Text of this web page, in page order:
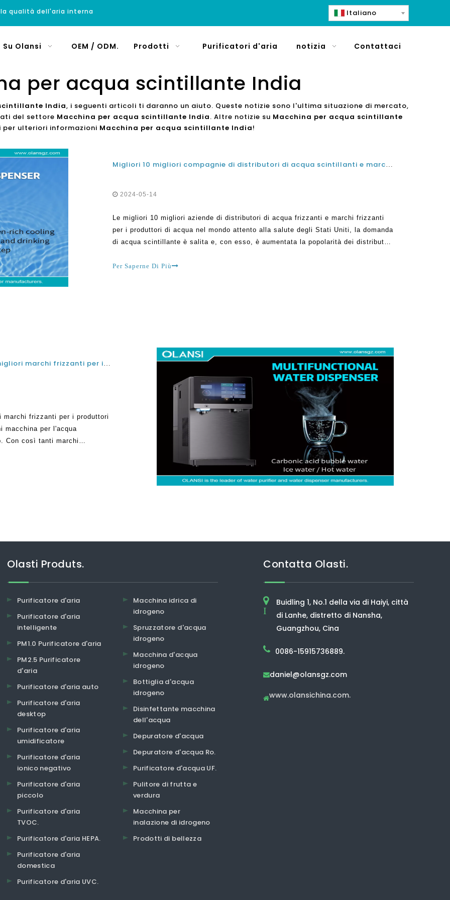
qualità dell'aria interna Italiano
Su Olansi OEM / ODM. Prodotti Purificatori d'aria notizia Contattaci
per acqua scintillante India
India, i seguenti articoli ti daranno un aiuto. Queste notizie sono l'ultima situazione di mercato,
del settore Macchina per acqua scintillante India. Altre notizie su Macchina per acqua scintillante
ulteriori informazioni Macchina per acqua scintillante India!
Migliori 10 migliori compagnie di distributori di acqua scintillanti e marchi frizzanti per produttori di acqua negli Stati Uniti
2024-05-14
Le migliori 10 migliori aziende di distributori di acqua frizzanti e marchi frizzanti
per i produttori di acqua nel mondo attento alla salute degli Stati Uniti, la domanda
di acqua scintillante è salita e, con esso, è aumentata la popolarità dei distributori
Per Saperne Di Più
Cose da guardare fuori quando si sceglie i migliori marchi frizzanti per il produttore d'acqua per l'uso di casa e in ufficio
marchi frizzanti per i produttori
macchina per l'acqua
Con così tanti marchi
Olasti Produts.
Purificatore d'aria
Purificatore d'aria
intelligente
PM1.0 Purificatore d'aria
PM2.5 Purificatore
d'aria
Purificatore d'aria auto
Purificatore d'aria
desktop
Purificatore d'aria
umidificatore
Purificatore d'aria
ionico negativo
Purificatore d'aria
piccolo
Purificatore d'aria
TVOC.
Purificatore d'aria HEPA.
Purificatore d'aria
domestica
Purificatore d'aria UVC.
Macchina idrica di
idrogeno
Spruzzatore d'acqua
idrogeno
Macchina d'acqua
idrogeno
Bottiglia d'acqua
idrogeno
Disinfettante macchina
dell'acqua
Depuratore d'acqua
Depuratore d'acqua Ro.
Purificatore d'acqua UF.
Pulitore di frutta e
verdura
Macchina per
inalazione di idrogeno
Prodotti di bellezza
Contatta Olasti.
I
Buidling 1, No.1 della via di Haiyi, città
di Lanhe, distretto di Nansha,
Guangzhou, Cina
0086-15915736889.
daniel@olansgz.com
www.olansichina.com.